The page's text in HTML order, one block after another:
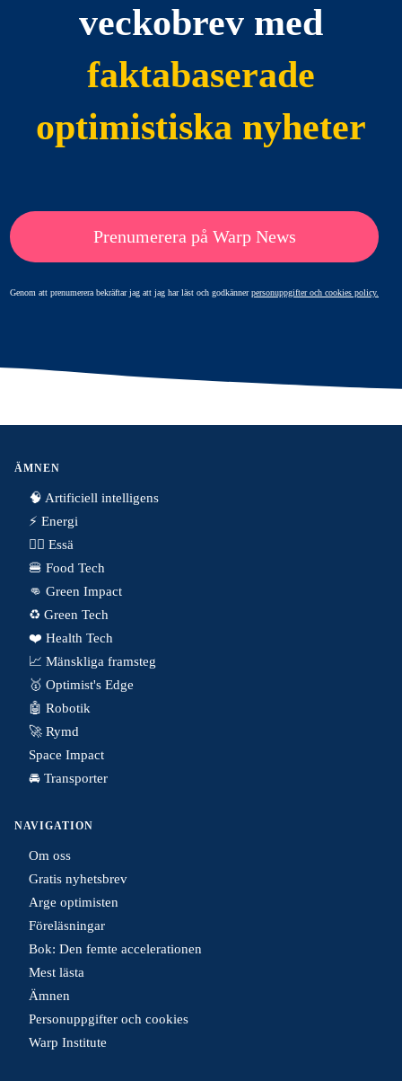
veckobrev med
faktabaserade
optimistiska nyheter
Prenumerera på Warp News
Genom att prenumerera bekräftar jag att jag har läst och godkännerpersonuppgifter och cookies policy.
ÄMNEN
🧠 Artificiell intelligens
⚡️ Energi
✍🏼 Essä
🍔 Food Tech
👊 Green Impact
♻️ Green Tech
❤️ Health Tech
📈 Mänskliga framsteg
🥇 Optimist's Edge
🤖 Robotik
🚀 Rymd
Space Impact
🚘 Transporter
NAVIGATION
Om oss
Gratis nyhetsbrev
Arge optimisten
Föreläsningar
Bok: Den femte accelerationen
Mest lästa
Ämnen
Personuppgifter och cookies
Warp Institute